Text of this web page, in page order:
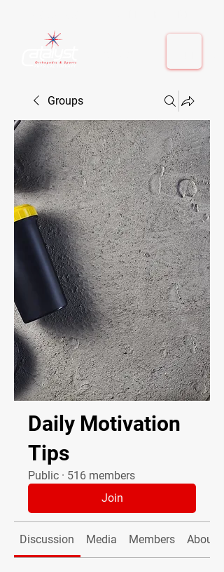
Groups
Daily Motivation
Tips
Public · 516 members
Join
Discussion Media Members About